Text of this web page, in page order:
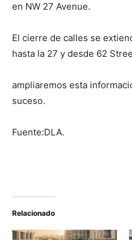
en NW 27 Avenue.
El cierre de calles se
hasta la 27 y desde 62
ampliaremos esta
suceso.
Fuente:DLA.
Relacionado